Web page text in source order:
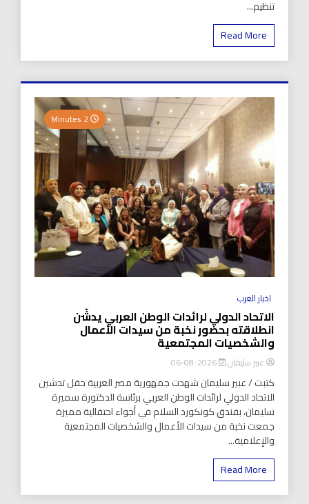
تنظيم...
Read More
اخبار العرب
الاتحاد الدولي لرائدات الوطن العربي يدشّن
انطلاقته بحضور نخبة من سيدات الأعمال
والشخصيات المجتمعية
عبير سليمان 2026-08-06
كتبت / عبير سليمان شهدت جمهورية مصر العربية حفل تدشين
الاتحاد الدولي لرائدات الوطن العربي برئاسة الدكتورة سميرة
سليمان، بفندق كونكورد السلام في أجواء احتفالية مميزة
جمعت نخبة من سيدات الأعمال والشخصيات المجتمعية
والإعلامية...
Read More